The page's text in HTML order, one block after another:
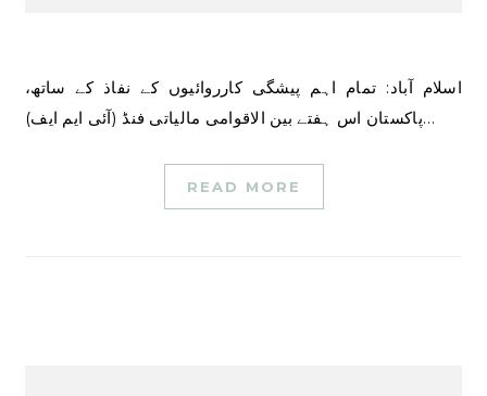
اسلام آباد: تمام اہم پیشگی کارروائیوں کے نفاذ کے ساتھ،
پاکستان اس ہفتے بین الاقوامی مالیاتی فنڈ (آئی ایم ایف)…
READ MORE